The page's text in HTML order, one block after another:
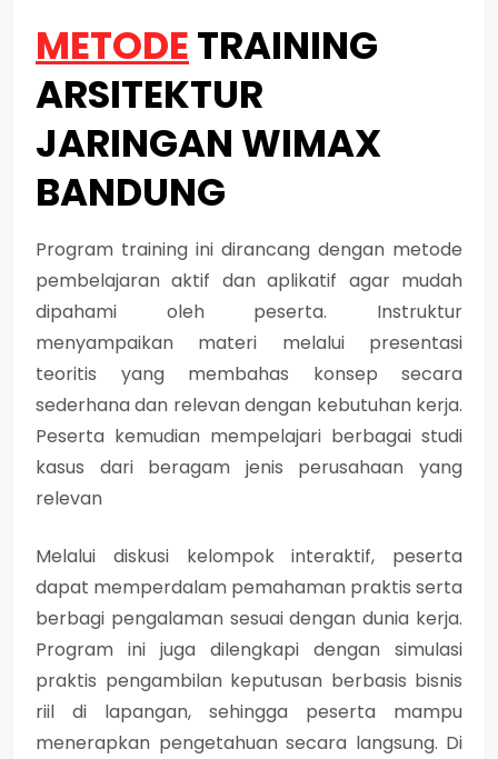
METODETRAINING
ARSITEKTUR
JARINGAN WIMAX
BANDUNG
Program training ini dirancang dengan metode
pembelajaran aktif dan aplikatif agar mudah
dipahami oleh peserta. Instruktur
menyampaikan materi melalui presentasi
teoritis yang membahas konsep secara
sederhana dan relevan dengan kebutuhan kerja.
Peserta kemudian mempelajari berbagai studi
kasus dari beragam jenis perusahaan yang
relevan
Melalui diskusi kelompok interaktif, peserta
dapat memperdalam pemahaman praktis serta
berbagi pengalaman sesuai dengan dunia kerja.
Program ini juga dilengkapi dengan simulasi
praktis pengambilan keputusan berbasis bisnis
riil di lapangan, sehingga peserta mampu
menerapkan pengetahuan secara langsung. Di